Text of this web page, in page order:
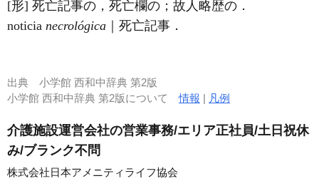
[形] 死亡記事の，死亡欄の；故人略歴の．
noticia necrológica ｜死亡記事．
出典 小学館 西和中辞典 第2版
小学館 西和中辞典 第2版について情報 | 凡例
介護施設運営会社の営業事務/エリア正社員/土日祝休
み/ブランク不問
株式会社日本アメニティライフ協会